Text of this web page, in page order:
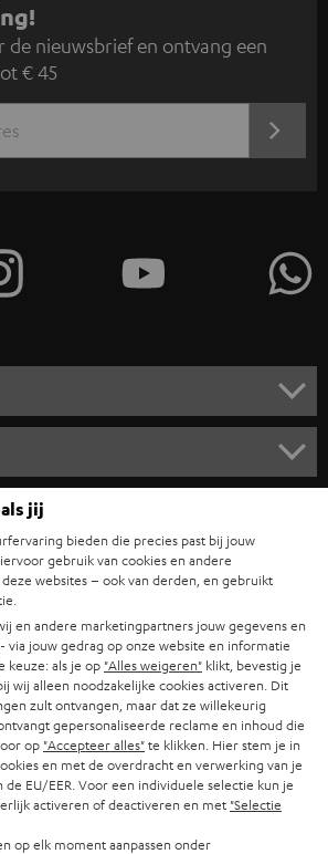
de nieuwsbrief en ontvang een
€ 45
jij
bieden die precies past bij jouw
gebruik van cookies en andere
websites – ook van derden, en gebruikt
en andere marketingpartners jouw gegevens en
via jouw gedrag op onze website en informatie
keuze: als je op "Alles weigeren" klikt, bevestig je
wij alleen noodzakelijke cookies activeren. Dit
zult ontvangen, maar dat ze willekeurig
gepersonaliseerde reclame en inhoud die
op "Accepteer alles"te klikken. Hier stem je in
en met de overdracht en verwerking van je
EU/EER. Voor een individuele selectie kun je
activeren of deactiveren en met "Selectie
op elk moment aanpassen onder